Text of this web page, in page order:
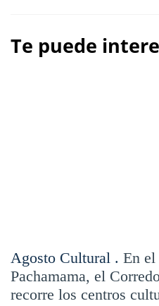
Te puede
Agosto Cultural . En
Pachamama, el
recorre los centros